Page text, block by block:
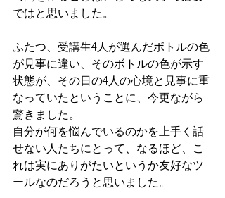
ではと思いました。
ふたつ、受講生4人が選んだボトルの色
が見事に違い、そのボトルの色が示す
状態が、その日の4人の心境と見事に重
なっていたということに、今更ながら
驚きました。
自分が何を悩んでいるのかを上手く話
せない人たちにとって、なるほど、こ
れは実にありがたいというか友好なツ
ールなのだろうと思いました。